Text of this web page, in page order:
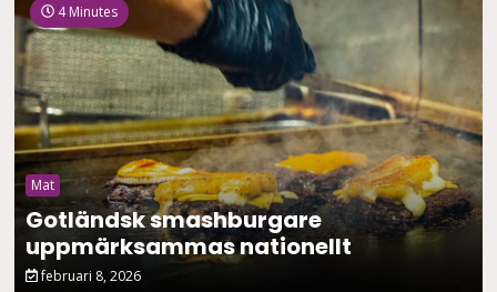
4 Minutes
Mat
Gotländsk smashburgare
uppmärksammas nationellt
februari 8, 2026